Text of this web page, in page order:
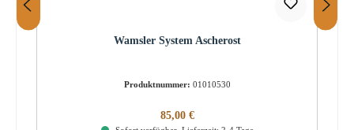
Wamsler System Ascherost
Produktnummer: 01010530
Regulärer Preis:
85,00 €